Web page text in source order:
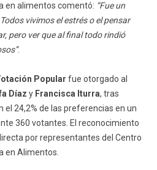
en alimentos comentó: “Fue un
vivimos el estrés o el pensar
pero ver que al final todo rindió
.
Popular fue otorgado al
Díaz y Francisca Iturra, tras
el 24,2% de las preferencias en un
360 votantes. El reconocimiento
por representantes del Centro
en Alimentos.